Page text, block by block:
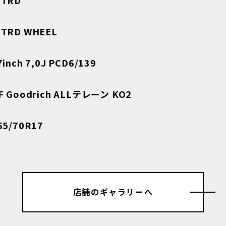
WHEEL
7,0J PCD6/139
ALLテレーン KO2
70R17
店舗のギャラリーへ